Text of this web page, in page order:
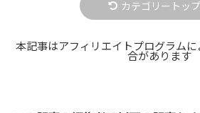
カテゴリートッ
本記事はアフィリエイトプログラム
合があります